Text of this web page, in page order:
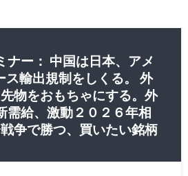
ナー： 中国は日本、アメ
ス輸出規制をしくる。 外
物をおもちゃにする。外
需給、激動２０２６年相
争で勝つ、買いたい銘柄